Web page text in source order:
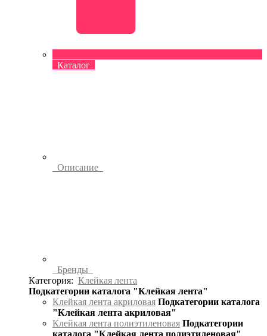
Каталог
Описание
Бренды
Категория: Клейкая лента
Подкатегории каталога "Клейкая лента"
Клейкая лента акриловая Подкатегории каталога
"Клейкая лента акриловая"
Клейкая лента полиэтиленовая Подкатегории
каталога "Клейкая лента полиэтиленовая"